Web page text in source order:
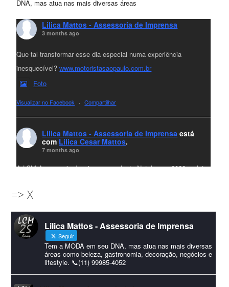
DNA, mas atua nas mais diversas áreas
Lilica Mattos - Assessoria de Imprensa
3 months ago
Que tal transformar esse dia especial numa experiência
inesquecível?www.motoristasaopaulo.com.br
Foto
Visualizar no Facebook · Compartilhar
Lilica Mattos - Assessoria de Imprensa está
com Lilica Cesar Mattos.
7 months ago
A LCM Assessoria deseja um excelente Natal e um 2026 repleto
amigos que sempre nos acompanham!🎄✨🥂❤️
#lcmassessoriassessoria#natal #merrychristmas #felizanonovo
#HappyNewYear
Foto
Visualizar no Facebook · Compartilhar
=> X
Lilica Mattos - Assessoria de Imprensa
Seguir
Tem a MODA em seu DNA, mas atua nas mais diversas
áreas como beleza, gastronomia, decoração, negócios e
lifestyle. 📞(11) 99985-4052